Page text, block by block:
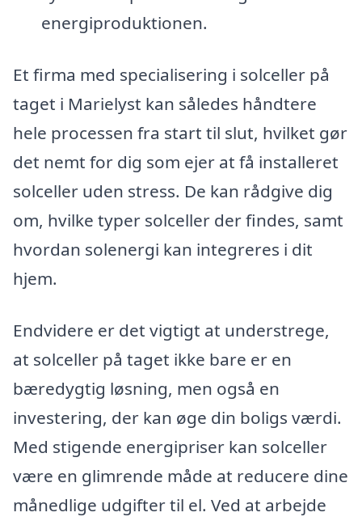
energiproduktionen.
Et firma med specialisering i solceller på
taget i Marielyst kan således håndtere
hele processen fra start til slut, hvilket gør
det nemt for dig som ejer at få installeret
solceller uden stress. De kan rådgive dig
om, hvilke typer solceller der findes, samt
hvordan solenergi kan integreres i dit
hjem.
Endvidere er det vigtigt at understrege,
at solceller på taget ikke bare er en
bæredygtig løsning, men også en
investering, der kan øge din boligs værdi.
Med stigende energipriser kan solceller
være en glimrende måde at reducere dine
månedlige udgifter til el. Ved at arbejde